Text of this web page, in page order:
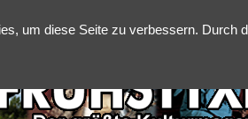
um diese Seite zu verbessern.